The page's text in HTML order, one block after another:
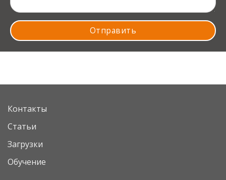
Контакты
Статьи
Загрузки
Обучение